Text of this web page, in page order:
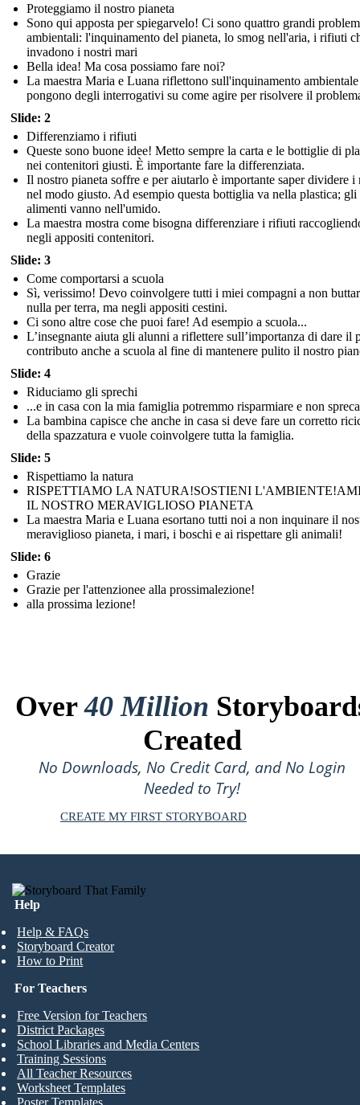
Proteggiamo il nostro pianeta
Sono qui apposta per spiegarvelo! Ci sono quattro grandi
ambientali: l'inquinamento del pianeta, lo smog nell'aria, i rifiuti
invadono i nostri mari
Bella idea! Ma cosa possiamo fare noi?
La maestra Maria e Luana riflettono sull'inquinamento ambientale
pongono degli interrogativi su come agire per risolvere il
Slide: 2
Differenziamo i rifiuti
Queste sono buone idee! Metto sempre la carta e le bottiglie di
nei contenitori giusti. È importante fare la differenziata.
Il nostro pianeta soffre e per aiutarlo è importante saper dividere
nel modo giusto. Ad esempio questa bottiglia va nella plastica; gli
alimenti vanno nell'umido.
La maestra mostra come bisogna differenziare i rifiuti
negli appositi contenitori.
Slide: 3
Come comportarsi a scuola
Sì, verissimo! Devo coinvolgere tutti i miei compagni a non
nulla per terra, ma negli appositi cestini.
Ci sono altre cose che puoi fare! Ad esempio a scuola...
L’insegnante aiuta gli alunni a riflettere sull’importanza di dare il
contributo anche a scuola al fine di mantenere pulito il nostro
Slide: 4
Riduciamo gli sprechi
...e in casa con la mia famiglia potremmo risparmiare e non
La bambina capisce che anche in casa si deve fare un corretto
della spazzatura e vuole coinvolgere tutta la famiglia.
Slide: 5
Rispettiamo la natura
RISPETTIAMO LA NATURA!SOSTIENI
IL NOSTRO MERAVIGLIOSO PIANETA
La maestra Maria e Luana esortano tutti noi a non inquinare il
meraviglioso pianeta, i mari, i boschi e ai rispettare gli animali!
Slide: 6
Grazie
Grazie per l'attenzionee alla prossimalezione!
alla prossima lezione!
Over40 Million
Created
No Downloads, No Credit Card, and No Login
Needed to Try!
CREATE MY FIRST STORYBOARD
Help
Help & FAQs
Storyboard Creator
How to Print
For Teachers
Free Version for Teachers
District Packages
School Libraries and Media Centers
Training Sessions
All Teacher Resources
Worksheet Templates
Poster Templates